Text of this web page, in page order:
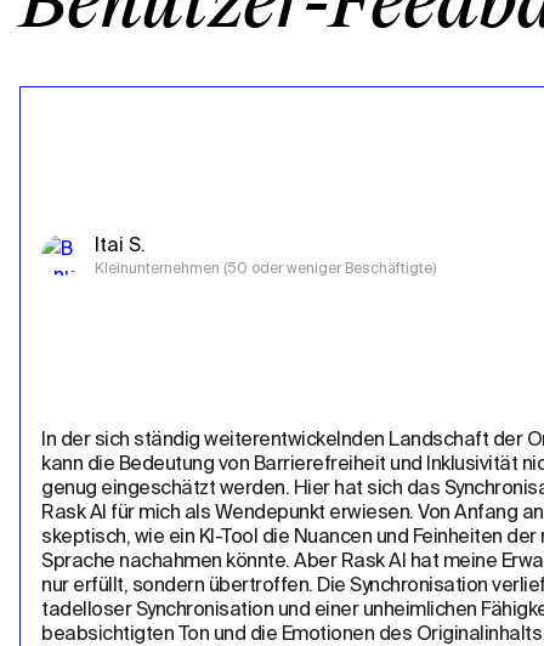
Itai S.
Kleinunternehmen (50 oder weniger Beschäftigte)
In der sich ständig weiterentwickelnden Landschaft der
kann die Bedeutung von Barrierefreiheit und Inklusivität
genug eingeschätzt werden. Hier hat sich das
Rask AI für mich als Wendepunkt erwiesen. Von Anfang
skeptisch, wie ein KI-Tool die Nuancen und Feinheiten
Sprache nachahmen könnte. Aber Rask AI hat meine
nur erfüllt, sondern übertroffen. Die Synchronisation
tadelloser Synchronisation und einer unheimlichen
beabsichtigten Ton und die Emotionen des